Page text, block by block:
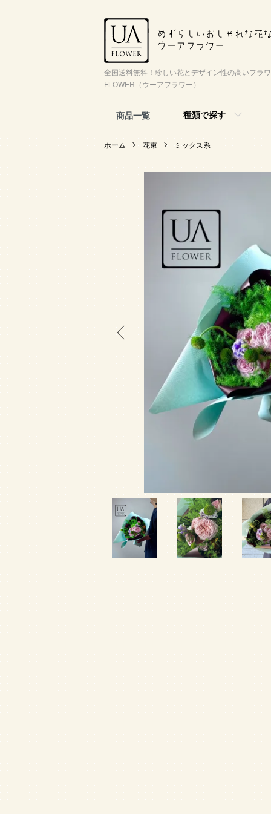
全国送料無料！珍しい花とデザイン性の高いフラ
FLOWER（ウーアフラワー）
商品一覧 種類で探す
ホーム 花束 ミックス系